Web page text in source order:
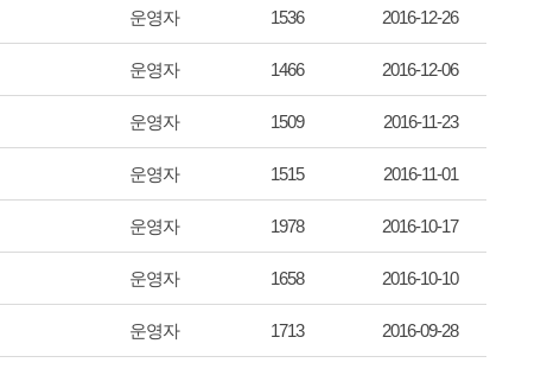
운영자 1536 2016-12-26
운영자 1466 2016-12-06
운영자 1509 2016-11-23
운영자 1515 2016-11-01
운영자 1978 2016-10-17
운영자 1658 2016-10-10
운영자 1713 2016-09-28